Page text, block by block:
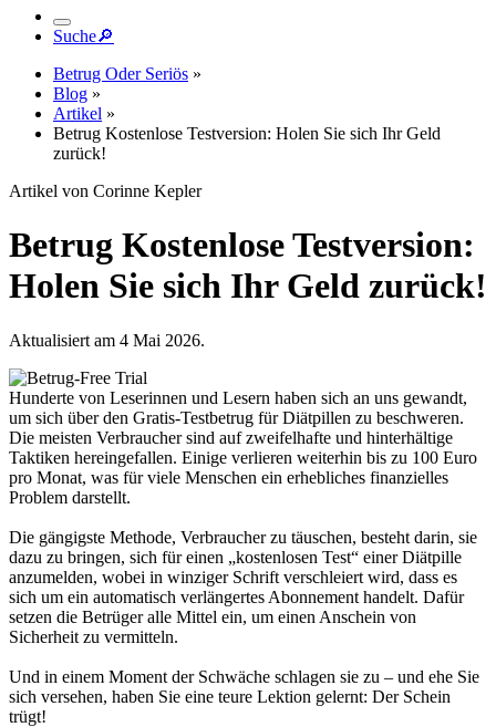
Suche🔎︎
Betrug Oder Seriös »
Blog »
Artikel »
Betrug Kostenlose Testversion: Holen Sie sich Ihr Geld
zurück!
Artikel von Corinne Kepler
Betrug Kostenlose Testversion:
Holen Sie sich Ihr Geld zurück!
Aktualisiert am 4 Mai 2026.
Hunderte von Leserinnen und Lesern haben sich an uns gewandt,
um sich über den Gratis-Testbetrug für Diätpillen zu beschweren.
Die meisten Verbraucher sind auf zweifelhafte und hinterhältige
Taktiken hereingefallen. Einige verlieren weiterhin bis zu 100 Euro
pro Monat, was für viele Menschen ein erhebliches finanzielles
Problem darstellt.
Die gängigste Methode, Verbraucher zu täuschen, besteht darin, sie
dazu zu bringen, sich für einen „kostenlosen Test“ einer Diätpille
anzumelden, wobei in winziger Schrift verschleiert wird, dass es
sich um ein automatisch verlängertes Abonnement handelt. Dafür
setzen die Betrüger alle Mittel ein, um einen Anschein von
Sicherheit zu vermitteln.
Und in einem Moment der Schwäche schlagen sie zu – und ehe Sie
sich versehen, haben Sie eine teure Lektion gelernt: Der Schein
trügt!